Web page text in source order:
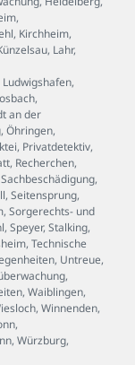
,
, Kirchheim,
, Lahr,
Ludwigshafen,
,
an der
,Öhringen,
, Privatdetektiv,
, Recherchen,
Sachbeschädigung,
,Seitensprung,
,Sorgerechts- und
,Speyer,Stalking,
,Technische
, Untreue,
,
,Waiblingen,
,Winnenden,
,
,Würzburg,